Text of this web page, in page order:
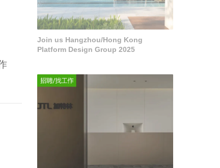
Join us Hangzhou/Hong Kong
Platform Design Group 2025